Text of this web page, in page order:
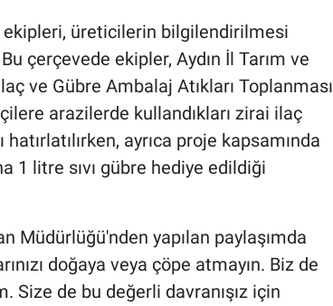
ekipleri, üreticilerin bilgilendirilmesi
çerçevede ekipler, Aydın İl Tarım ve
ve Gübre Ambalaj Atıkları Toplanması
arazilerde kullandıkları zirai ilaç
ayrıca proje kapsamında
1 litre sıvı gübre hediye edildiği
Müdürlüğü'nden yapılan paylaşımda
doğaya veya çöpe atmayın. Biz de
Size de bu değerli davranışız için